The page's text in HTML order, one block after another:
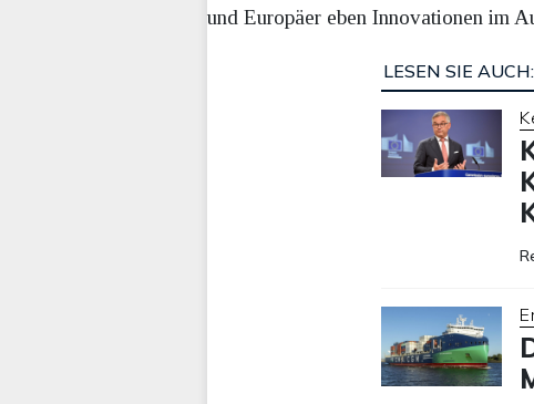
und Europäer eben Innovationen im
LESEN SIE AUCH: